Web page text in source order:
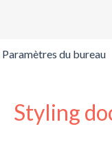
Paramètres du bureau
Styling